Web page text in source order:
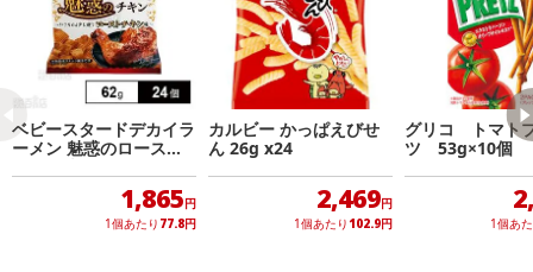
休業日
■ その他共通および商品カテゴリー別注意事項（※必ずご確認くだ
さい）
こちらの情報は 2026年07月09日時点での情報となります。
ベビースタードデカイラ
ーメン 魅惑のロースト
1,865円
1個あたり 77.8円
カルビー かっぱえびせ
ん 26g x24
2,469円
1個あたり 102.9円
グリコ トマト
ツ 53g×10個
1個あ